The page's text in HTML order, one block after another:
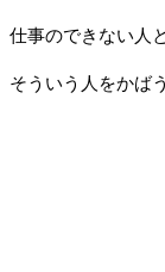
仕事のできない人
そういう人をかば